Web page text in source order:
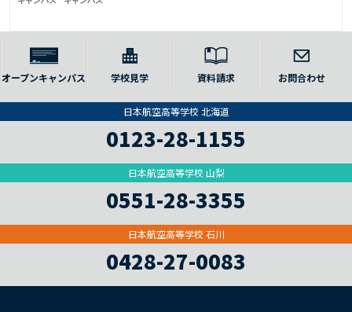
オープンキャンパス 学校見学 資料請求 お問合わせ
日本航空高等学校 北海道
0123-28-1155
日本航空高等学校 山梨
0551-28-3355
日本航空高等学校 石川
0428-27-0083